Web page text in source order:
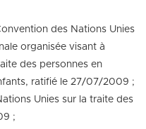
des Nations Unies
organisée visant à
des personnes en
ratifié le 27/07/2009 ;
Unies sur la traite des
;